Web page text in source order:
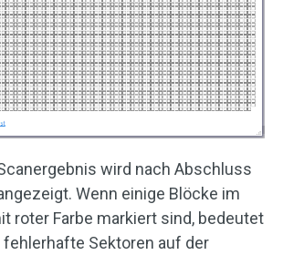
wird nach Abschluss
Wenn einige Blöcke im
roter Farbe markiert sind, bedeutet
Sektoren auf der